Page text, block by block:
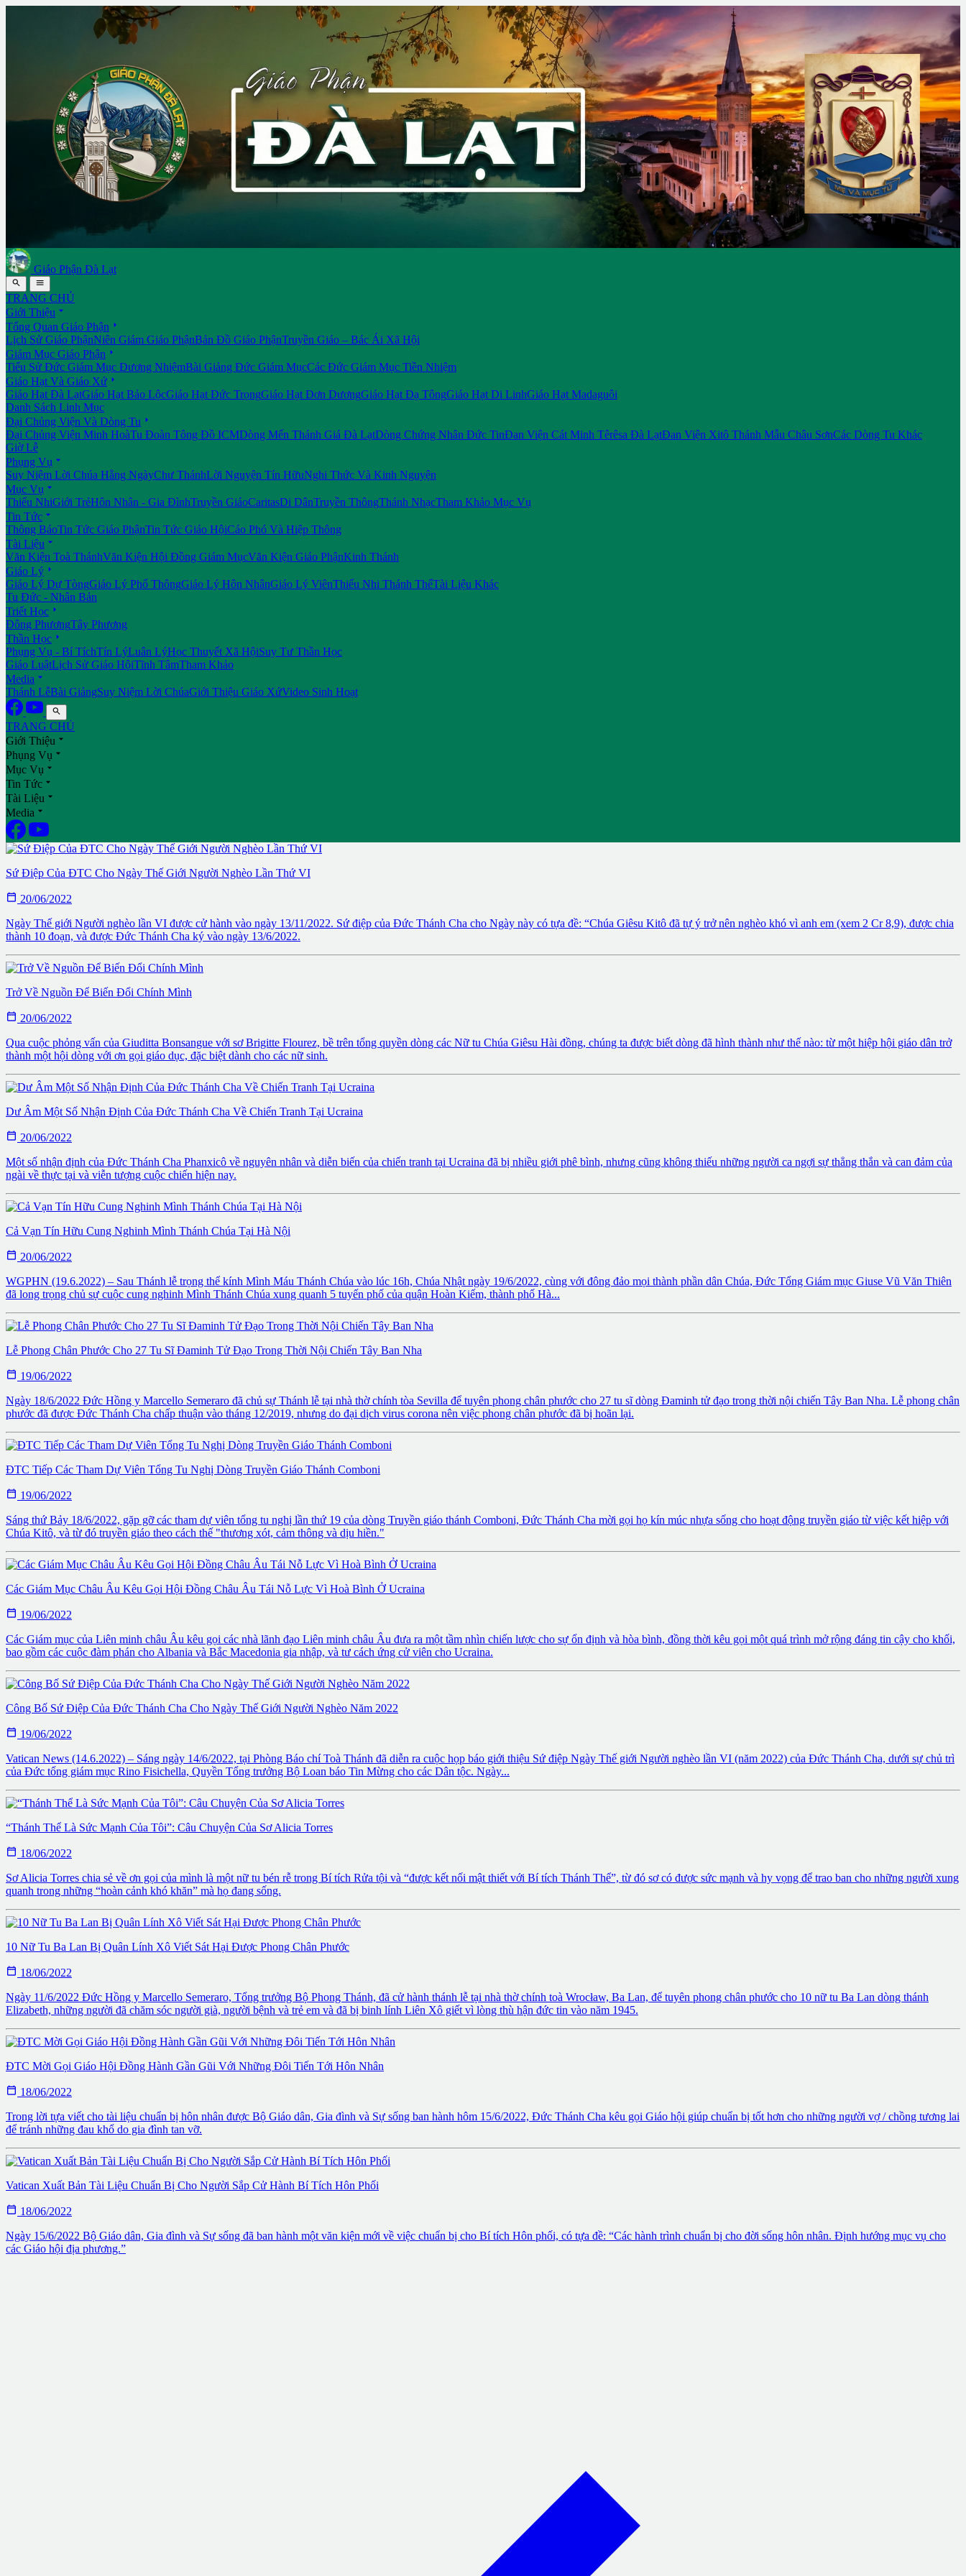
Giáo Phận Đà Lạt
 
TRANG CHỦ
Giới Thiệu 
Tổng Quan Giáo Phận 
Lịch Sử Giáo PhậnNiên Giám Giáo PhậnBản Đồ Giáo PhậnTruyền Giáo – Bác Ái Xã Hội
Giám Mục Giáo Phận 
Tiểu Sử Đức Giám Mục Đương NhiệmBài Giảng Đức Giám MụcCác Đức Giám Mục Tiền Nhiệm
Giáo Hạt Và Giáo Xứ 
Giáo Hạt Đà LạtGiáo Hạt Bảo LộcGiáo Hạt Đức TrọngGiáo Hạt Đơn DươngGiáo Hạt Đạ TôngGiáo Hạt Di LinhGiáo Hạt Madaguôi
Danh Sách Linh Mục
Đại Chủng Viện Và Dòng Tu 
Đại Chủng Viện Minh HoàTu Đoàn Tông Đồ ICMDòng Mến Thánh Giá Đà LạtDòng Chứng Nhân Đức TinĐan Viện Cát Minh Têrêsa Đà LạtĐan Viện Xitô Thánh Mẫu Châu SơnCác Dòng Tu Khác
Giờ Lễ
Phụng Vụ 
Suy Niệm Lời Chúa Hằng NgàyChư ThánhLời Nguyện Tín HữuNghi Thức Và Kinh Nguyện
Mục Vụ 
Thiếu NhiGiới TrẻHôn Nhân - Gia ĐìnhTruyền GiáoCaritasDi DânTruyền ThôngThánh NhạcTham Khảo Mục Vụ
Tin Tức 
Thông BáoTin Tức Giáo PhậnTin Tức Giáo HộiCáo Phó Và Hiệp Thông
Tài Liệu 
Văn Kiện Toà ThánhVăn Kiện Hội Đồng Giám MụcVăn Kiện Giáo PhậnKinh Thánh
Giáo Lý 
Giáo Lý Dự TòngGiáo Lý Phổ ThôngGiáo Lý Hôn NhânGiáo Lý ViênThiếu Nhi Thánh ThểTài Liệu Khác
Tu Đức - Nhân Bản
Triết Học 
Đông PhươngTây Phương
Thần Học 
Phụng Vụ - Bí TíchTín LýLuân LýHọc Thuyết Xã HộiSuy Tư Thần Học
Giáo LuậtLịch Sử Giáo HộiTĩnh TâmTham Khảo
Media 
Thánh LễBài GiảngSuy Niệm Lời ChúaGiới Thiệu Giáo XứVideo Sinh Hoạt

TRANG CHỦ
Giới Thiệu 
Phụng Vụ 
Mục Vụ 
Tin Tức 
Tài Liệu 
Media 
Sứ Điệp Của ĐTC Cho Ngày Thế Giới Người Nghèo Lần Thứ VI
 20/06/2022
Ngày Thế giới Người nghèo lần VI được cử hành vào ngày 13/11/2022. Sứ điệp của Đức Thánh Cha cho Ngày này có tựa đề: “Chúa Giêsu Kitô đã tự ý trở nên nghèo khó vì anh em (xem 2 Cr 8,9), được chia
thành 10 đoạn, và được Đức Thánh Cha ký vào ngày 13/6/2022.
Trở Về Nguồn Để Biến Đổi Chính Mình
 20/06/2022
Qua cuộc phỏng vấn của Giuditta Bonsangue với sơ Brigitte Flourez, bề trên tổng quyền dòng các Nữ tu Chúa Giêsu Hài đồng, chúng ta được biết dòng đã hình thành như thế nào: từ một hiệp hội giáo dân trở
thành một hội dòng với ơn gọi giáo dục, đặc biệt dành cho các nữ sinh.
Dư Âm Một Số Nhận Định Của Đức Thánh Cha Về Chiến Tranh Tại Ucraina
 20/06/2022
Một số nhận định của Đức Thánh Cha Phanxicô về nguyên nhân và diễn biến của chiến tranh tại Ucraina đã bị nhiều giới phê bình, nhưng cũng không thiếu những người ca ngợi sự thẳng thắn và can đảm của
ngài về thực tại và viễn tượng cuộc chiến hiện nay.
Cả Vạn Tín Hữu Cung Nghinh Mình Thánh Chúa Tại Hà Nội
 20/06/2022
WGPHN (19.6.2022) – Sau Thánh lễ trọng thể kính Mình Máu Thánh Chúa vào lúc 16h, Chúa Nhật ngày 19/6/2022, cùng với đông đảo mọi thành phần dân Chúa, Đức Tổng Giám mục Giuse Vũ Văn Thiên
đã long trọng chủ sự cuộc cung nghinh Mình Thánh Chúa xung quanh 5 tuyến phố của quận Hoàn Kiếm, thành phố Hà...
Lễ Phong Chân Phước Cho 27 Tu Sĩ Đaminh Tử Đạo Trong Thời Nội Chiến Tây Ban Nha
 19/06/2022
Ngày 18/6/2022 Đức Hồng y Marcello Semeraro đã chủ sự Thánh lễ tại nhà thờ chính tòa Sevilla để tuyên phong chân phước cho 27 tu sĩ dòng Đaminh tử đạo trong thời nội chiến Tây Ban Nha. Lễ phong chân
phước đã được Đức Thánh Cha chấp thuận vào tháng 12/2019, nhưng do đại dịch virus corona nên việc phong chân phước đã bị hoãn lại.
ĐTC Tiếp Các Tham Dự Viên Tổng Tu Nghị Dòng Truyền Giáo Thánh Comboni
 19/06/2022
Sáng thứ Bảy 18/6/2022, gặp gỡ các tham dự viên tổng tu nghị lần thứ 19 của dòng Truyền giáo thánh Comboni, Đức Thánh Cha mời gọi họ kín múc nhựa sống cho hoạt động truyền giáo từ việc kết hiệp với
Chúa Kitô, và từ đó truyền giáo theo cách thế "thương xót, cảm thông và dịu hiền."
Các Giám Mục Châu Âu Kêu Gọi Hội Đồng Châu Âu Tái Nỗ Lực Vì Hoà Bình Ở Ucraina
 19/06/2022
Các Giám mục của Liên minh châu Âu kêu gọi các nhà lãnh đạo Liên minh châu Âu đưa ra một tầm nhìn chiến lược cho sự ổn định và hòa bình, đồng thời kêu gọi một quá trình mở rộng đáng tin cậy cho khối,
bao gồm các cuộc đàm phán cho Albania và Bắc Macedonia gia nhập, và tư cách ứng cử viên cho Ucraina.
Công Bố Sứ Điệp Của Đức Thánh Cha Cho Ngày Thế Giới Người Nghèo Năm 2022
 19/06/2022
Vatican News (14.6.2022) – Sáng ngày 14/6/2022, tại Phòng Báo chí Toà Thánh đã diễn ra cuộc họp báo giới thiệu Sứ điệp Ngày Thế giới Người nghèo lần VI (năm 2022) của Đức Thánh Cha, dưới sự chủ trì
của Đức tổng giám mục Rino Fisichella, Quyền Tổng trưởng Bộ Loan báo Tin Mừng cho các Dân tộc. Ngày...
“Thánh Thể Là Sức Mạnh Của Tôi”: Câu Chuyện Của Sơ Alicia Torres
 18/06/2022
Sơ Alicia Torres chia sẻ về ơn gọi của mình là một nữ tu bén rễ trong Bí tích Rửa tội và “được kết nối mật thiết với Bí tích Thánh Thể”, từ đó sơ có được sức mạnh và hy vọng để trao ban cho những người xung
quanh trong những “hoàn cảnh khó khăn” mà họ đang sống.
10 Nữ Tu Ba Lan Bị Quân Lính Xô Viết Sát Hại Được Phong Chân Phước
 18/06/2022
Ngày 11/6/2022 Đức Hồng y Marcello Semeraro, Tổng trưởng Bộ Phong Thánh, đã cử hành thánh lễ tại nhà thờ chính toà Wrocław, Ba Lan, để tuyên phong chân phước cho 10 nữ tu Ba Lan dòng thánh
Elizabeth, những người đã chăm sóc người già, người bệnh và trẻ em và đã bị binh lính Liên Xô giết vì lòng thù hận đức tin vào năm 1945.
ĐTC Mời Gọi Giáo Hội Đồng Hành Gần Gũi Với Những Đôi Tiến Tới Hôn Nhân
 18/06/2022
Trong lời tựa viết cho tài liệu chuẩn bị hôn nhân được Bộ Giáo dân, Gia đình và Sự sống ban hành hôm 15/6/2022, Đức Thánh Cha kêu gọi Giáo hội giúp chuẩn bị tốt hơn cho những người vợ / chồng tương lai
để tránh những đau khổ do gia đình tan vỡ.
Vatican Xuất Bản Tài Liệu Chuẩn Bị Cho Người Sắp Cử Hành Bí Tích Hôn Phối
 18/06/2022
Ngày 15/6/2022 Bộ Giáo dân, Gia đình và Sự sống đã ban hành một văn kiện mới về việc chuẩn bị cho Bí tích Hôn phối, có tựa đề: “Các hành trình chuẩn bị cho đời sống hôn nhân. Định hướng mục vụ cho
các Giáo hội địa phương.”